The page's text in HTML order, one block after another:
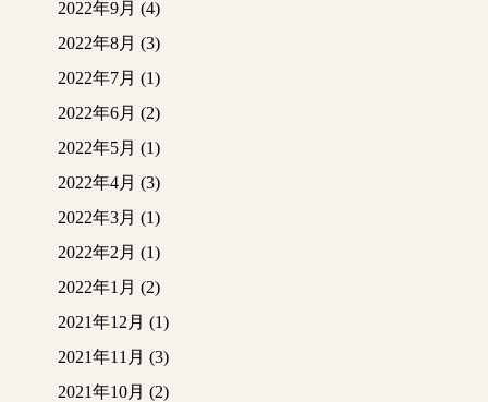
2022年9月 (4)
2022年8月 (3)
2022年7月 (1)
2022年6月 (2)
2022年5月 (1)
2022年4月 (3)
2022年3月 (1)
2022年2月 (1)
2022年1月 (2)
2021年12月 (1)
2021年11月 (3)
2021年10月 (2)